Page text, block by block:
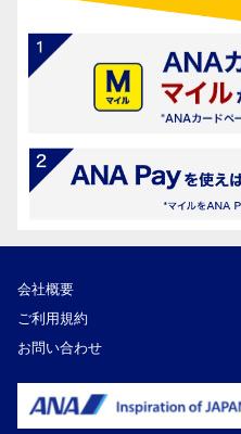
会社概要
ご利用規約
お問い合わせ